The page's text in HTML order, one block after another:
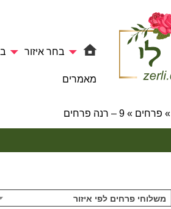
בחר איזור
מאמרים
» פרחים » 9 – רנה פרחים
משלוחי פרחים לפי איזור